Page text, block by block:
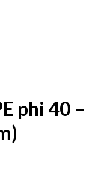
phi 40 –